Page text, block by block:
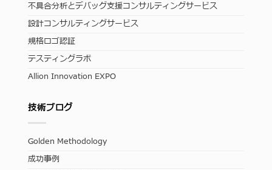
不具合分析とデバッグ支援コンサルティングサービス
設計コンサルティングサービス
規格ロゴ認証
テスティングラボ
Allion Innovation EXPO
技術ブログ
Golden Methodology
成功事例